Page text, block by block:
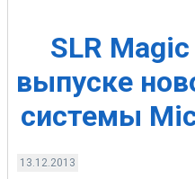
SLR
выпуске
системы
13.12.2013